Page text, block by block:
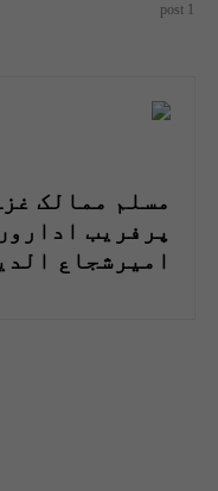
1 post
مسلم ممالک
پرفریب
امیرشجاع